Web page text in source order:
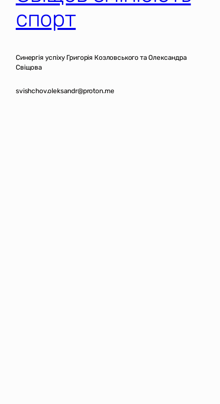
спорт
Синергія успіху Григорія Козловського та Олександра
Свіщова
svishchov.oleksandr@proton.me